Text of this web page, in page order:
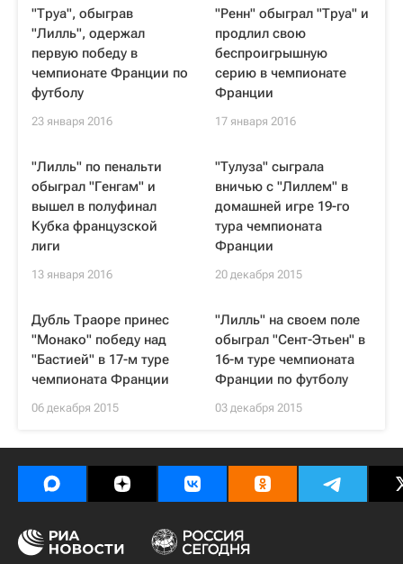
"Труа", обыграв
"Лилль", одержал
первую победу в
чемпионате Франции по
футболу
23 января 2016
"Ренн" обыграл "Труа" и
продлил свою
беспроигрышную
серию в чемпионате
Франции
17 января 2016
"Лилль" по пенальти
обыграл "Генгам" и
вышел в полуфинал
Кубка французской
лиги
13 января 2016
"Тулуза" сыграла
вничью с "Лиллем" в
домашней игре 19-го
тура чемпионата
Франции
20 декабря 2015
Дубль Траоре принес
"Монако" победу над
"Бастией" в 17-м туре
чемпионата Франции
06 декабря 2015
"Лилль" на своем поле
обыграл "Сент-Этьен" в
16-м туре чемпионата
Франции по футболу
03 декабря 2015